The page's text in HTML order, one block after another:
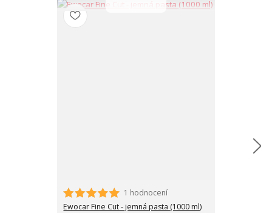
1 hodnocení
Ewocar Fine Cut - jemná pasta (1000 ml)